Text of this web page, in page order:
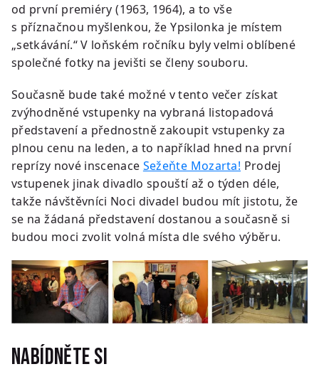
od první premiéry (1963, 1964), a to vše
s příznačnou myšlenkou, že Ypsilonka je místem
„setkávání.“ V loňském ročníku byly velmi oblíbené
společné fotky na jevišti se členy souboru.
Současně bude také možné v tento večer získat
zvýhodněné vstupenky na vybraná listopadová
představení a přednostně zakoupit vstupenky za
plnou cenu na leden, a to například hned na první
reprízy nové inscenace Sežeňte Mozarta! Prodej
vstupenek jinak divadlo spouští až o týden déle,
takže návštěvníci Noci divadel budou mít jistotu, že
se na žádaná představení dostanou a současně si
budou moci zvolit volná místa dle svého výběru.
Nabídněte si